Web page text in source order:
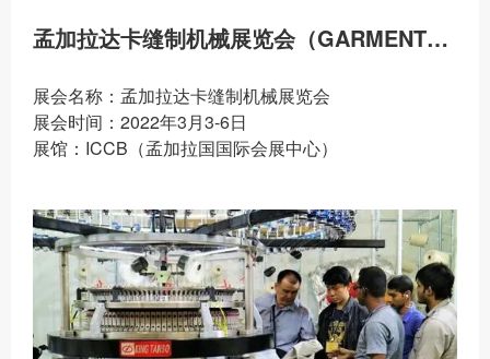
孟加拉达卡缝制机械展览会（GARMENTECH）
展会名称：孟加拉达卡缝制机械展览会
展会时间：2022年3月3-6日
展馆：ICCB（孟加拉国国际会展中心）